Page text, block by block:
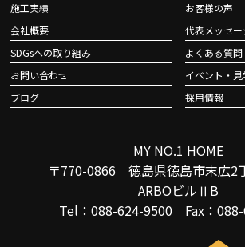
施工実績
お客様の声
会社概要
代表メッセー
SDGsへの取り組み
よくある質問
お問い合わせ
イベント・
ブログ
採用情報
MY NO.1 HOME
〒770-0866 徳島県徳島市末広2
ARBOビルⅡB
Tel：088-624-9500 Fax：